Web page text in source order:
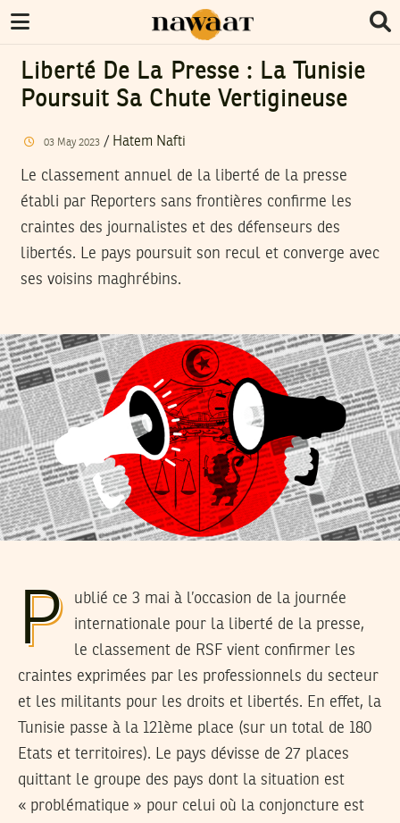
Liberté De La Presse : La Tunisie
Poursuit Sa Chute Vertigineuse
03 May 2023/ Hatem Nafti
Le classement annuel de la liberté de la presse
établi par Reporters sans frontières confirme les
craintes des journalistes et des défenseurs des
libertés. Le pays poursuit son recul et converge avec
ses voisins maghrébins.
P
ublié ce 3 mai à l’occasion de la journée
internationale pour la liberté de la presse,
le classement de RSF vient confirmer les
craintes exprimées par les professionnels du secteur
et les militants pour les droits et libertés. En effet, la
Tunisie passe à la 121ème place (sur un total de 180
Etats et territoires). Le pays dévisse de 27 places
quittant le groupe des pays dont la situation est
« problématique » pour celui où la conjoncture est